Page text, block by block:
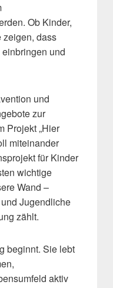
Ob Kinder,
zeigen, dass
und
und
zur
Projekt „Hier
miteinander
für Kinder
wichtige
Wand –
Jugendliche
zählt.
beginnt. Sie lebt
aktiv